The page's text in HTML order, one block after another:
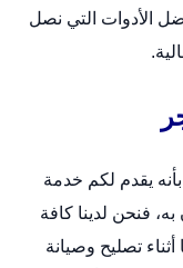
الأدوات التي نصل
بأنه يقدم لكم خدمة
فنحن لدينا كافة
أثناء تصليح وصيانة